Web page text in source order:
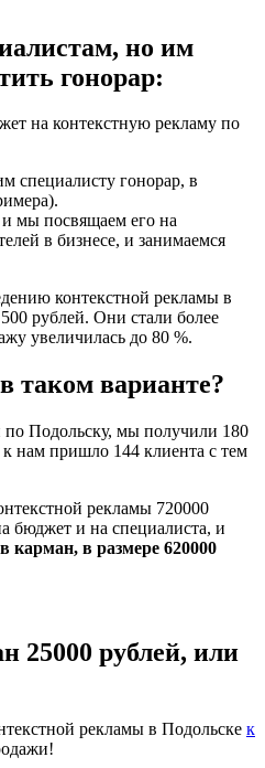
но им
гонорар:
на контекстную рекламу по
специалисту гонорар, в
мы посвящаем его на
в бизнесе, и занимаемся
контекстной рекламы в
рублей. Они стали более
увеличилась до 80 %.
таком варианте?
Подольску, мы получили 180
нам пришло 144 клиента с тем
рекламы 720000
бюджет и на специалиста, и
карман, в размере 620000
25000 рублей, или
рекламы в Подольске к